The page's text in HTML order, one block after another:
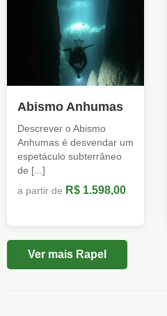
Abismo Anhumas
Descrever o Abismo
Anhumas é desvendar um
espetáculo subterrâneo
de [...]
a partir de R$ 1.598,00
Ver mais Rapel